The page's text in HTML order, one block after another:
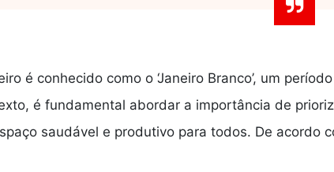
é conhecido como o ‘Janeiro Branco’, um
é fundamental abordar a importância de
saudável e produtivo para todos. De acordo